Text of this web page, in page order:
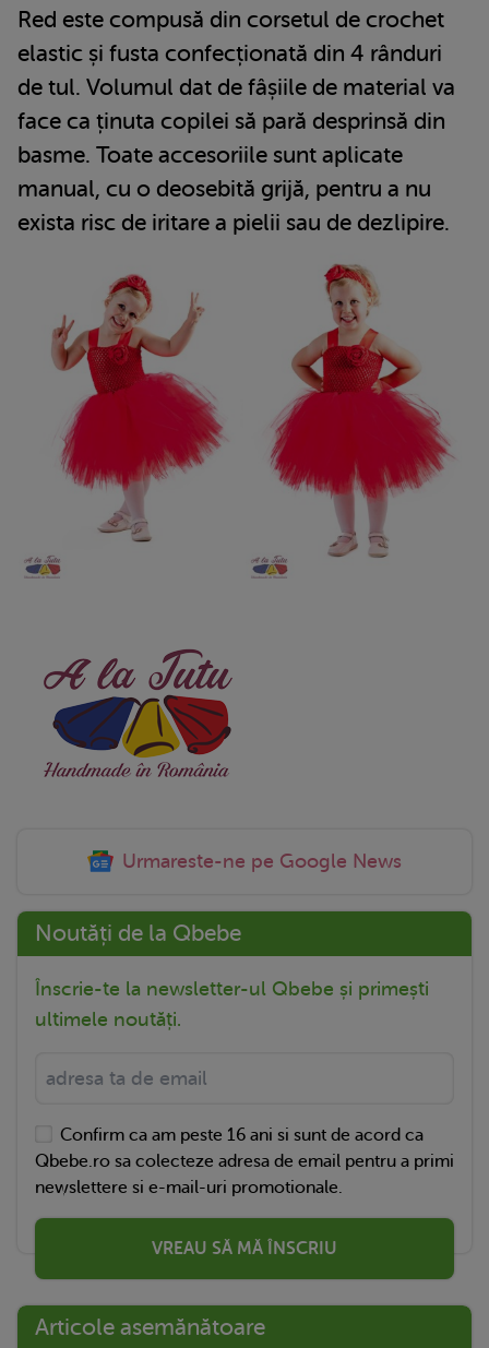
Red este compusă din corsetul de crochet
elastic și fusta confecționată din 4 rânduri
de tul. Volumul dat de fâșiile de material va
face ca ținuta copilei să pară desprinsă din
basme. Toate accesoriile sunt aplicate
manual, cu o deosebită grijă, pentru a nu
exista risc de iritare a pielii sau de dezlipire.
Urmareste-ne pe Google News
Noutăți de la Qbebe
Înscrie-te la newsletter-ul Qbebe și primești
ultimele noutăți.
Confirm ca am peste 16 ani si sunt de acord ca
Qbebe.ro sa colecteze adresa de email pentru a primi
newslettere si e-mail-uri promotionale.
VREAU SĂ MĂ ÎNSCRIU
Articole asemănătoare